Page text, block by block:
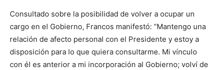
Consultado sobre la posibilidad de volver a ocupar un
cargo en el Gobierno, Francos manifestó: “Mantengo una
relación de afecto personal con el Presidente y estoy a
disposición para lo que quiera consultarme. Mi vínculo
con él es anterior a mi incorporación al Gobierno; volví de